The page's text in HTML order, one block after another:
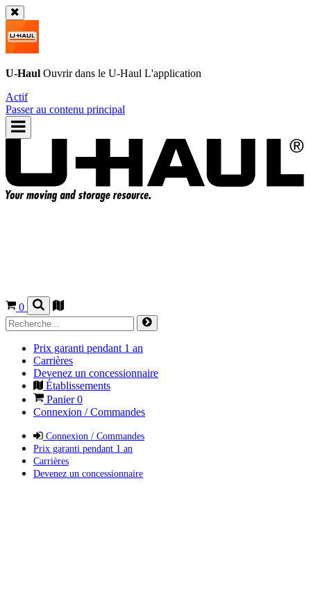
U-Haul Ouvrir dans le U-Haul L'application
Actif
Passer au contenu principal
0
Prix garanti pendant 1 an
Carrières
Devenez un concessionnaire
Établissements
Panier0
Connexion / Commandes
Connexion / Commandes
Prix garanti pendant 1 an
Carrières
Devenez un concessionnaire